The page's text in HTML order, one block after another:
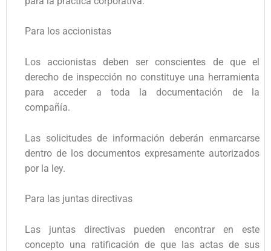
Para los accionistas
Los accionistas deben ser conscientes de que el
derecho de inspección no constituye una herramienta
para acceder a toda la documentación de la
compañía.
Las solicitudes de información deberán enmarcarse
dentro de los documentos expresamente autorizados
por la ley.
Para las juntas directivas
Las juntas directivas pueden encontrar en este
concepto una ratificación de que las actas de sus